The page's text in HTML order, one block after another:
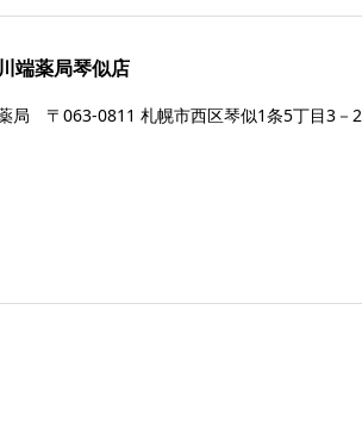
川端薬局琴似店
局 〒063-0811 札幌市西区琴似1条5丁目3－